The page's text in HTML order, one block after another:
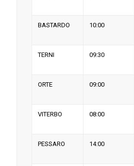
BASTARDO 10:00
TERNI 09:30
ORTE 09:00
VITERBO 08:00
PESSARO 14:00